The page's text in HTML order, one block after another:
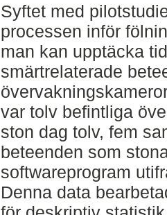
Syftet med
processen inför
man kan upptäcka
smärtrelaterade
var tolv befintliga
ston dag tolv, fem
beteenden som
softwareprogram
Denna data